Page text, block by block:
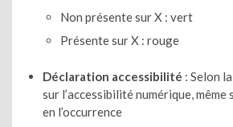
Non présente sur X : vert
Présente sur X : rouge
Déclaration accessibilité : Selon
sur l’accessibilité numérique,
en l’occurrence